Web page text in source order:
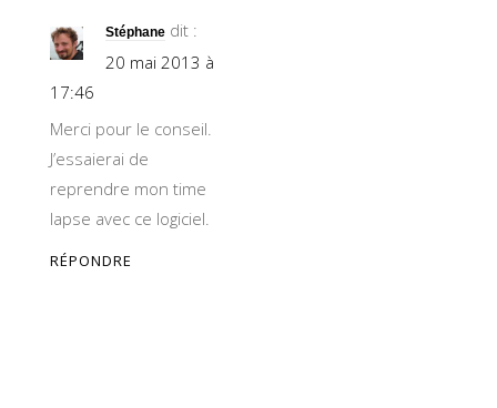
Stéphane dit :
20 mai 2013 à
17:46
Merci pour le conseil.
J’essaierai de
reprendre mon time
lapse avec ce logiciel.
RÉPONDRE